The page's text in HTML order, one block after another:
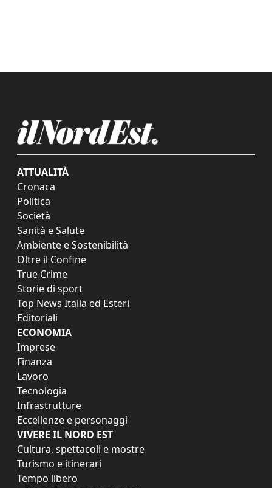
ATTUALITÀ
Cronaca
Politica
Società
Sanità e Salute
Ambiente e Sostenibilità
Oltre il Confine
True Crime
Storie di sport
Top News Italia ed Esteri
Editoriali
ECONOMIA
Imprese
Finanza
Lavoro
Tecnologia
Infrastrutture
Eccellenze e personaggi
VIVERE IL NORD EST
Cultura, spettacoli e mostre
Turismo e itinerari
Tempo libero